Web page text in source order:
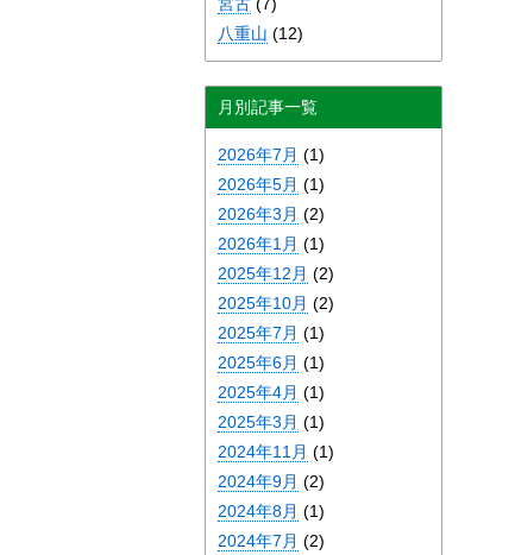
八重山 (12)
月別記事一覧
2026年7月 (1)
2026年5月 (1)
2026年3月 (2)
2026年1月 (1)
2025年12月 (2)
2025年10月 (2)
2025年7月 (1)
2025年6月 (1)
2025年4月 (1)
2025年3月 (1)
2024年11月 (1)
2024年9月 (2)
2024年8月 (1)
2024年7月 (2)